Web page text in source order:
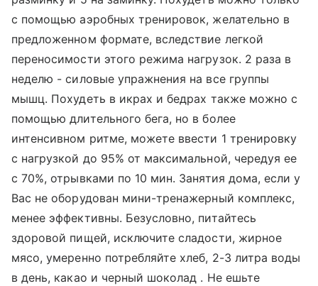
с помощью аэробных тренировок, желательно в
предложенном формате, вследствие легкой
переносимости этого режима нагрузок. 2 раза в
неделю - силовые упражнения на все группы
мышц. Похудеть в икрах и бедрах также можно с
помощью длительного бега, но в более
интенсивном ритме, можете ввести 1 тренировку
с нагрузкой до 95% от максимальной, чередуя ее
с 70%, отрывками по 10 мин. Занятия дома, если у
Вас не оборудован мини-тренажерный комплекс,
менее эффективны. Безусловно, питайтесь
здоровой пищей, исключите сладости, жирное
мясо, умеренно потребляйте хлеб, 2-3 литра воды
в день, какао и черный шоколад . Не ешьте